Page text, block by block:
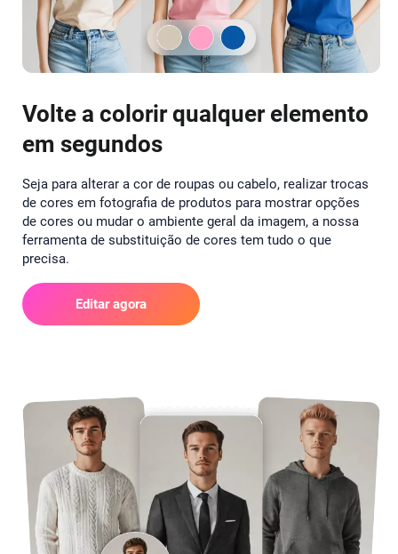
Volte a colorir qualquer elemento
em segundos
Seja para alterar a cor de roupas ou cabelo, realizar trocas
de cores em fotografia de produtos para mostrar opções
de cores ou mudar o ambiente geral da imagem, a nossa
ferramenta de substituição de cores tem tudo o que
precisa.
Editar agora